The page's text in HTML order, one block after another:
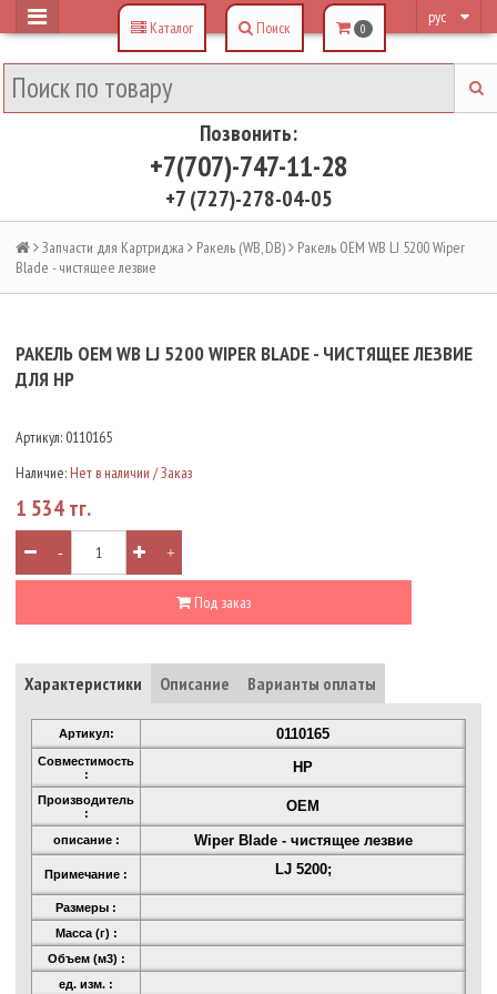
рус
Позвонить:
+7(707)-747-11-28
+7 (727)-278-04-05
Каталог Поиск 0
Запчасти для Картриджа Ракель (WB, DB)
Ракель OEM WB LJ 5200 Wiper
Blade - чистящее лезвие
РАКЕЛЬ OEM WB LJ 5200 WIPER BLADE - ЧИСТЯЩЕЕ ЛЕЗВИЕ
ДЛЯ HP
Артикул: 0110165
Наличие: Нет в наличии / Заказ
1 534 тг.
- +
Под заказ
Характеристики Описание Варианты оплаты
Артикул: 0110165
Совместимость
:
HP
Производитель
:
OEM
описание : Wiper Blade - чистящее лезвие
Примечание : LJ 5200;
Размеры :
Масса (г) :
Объем (м3) :
ед. изм. :